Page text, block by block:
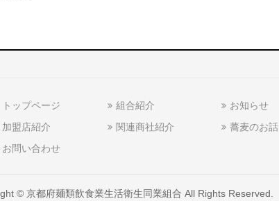
トップページ 組合紹介 お知らせ
加盟店紹介
関連商社紹介 蕎麦のお話
お問い合わせ
© 京都府麺類飲食業生活衛生同業組合 All Rights Reserved.